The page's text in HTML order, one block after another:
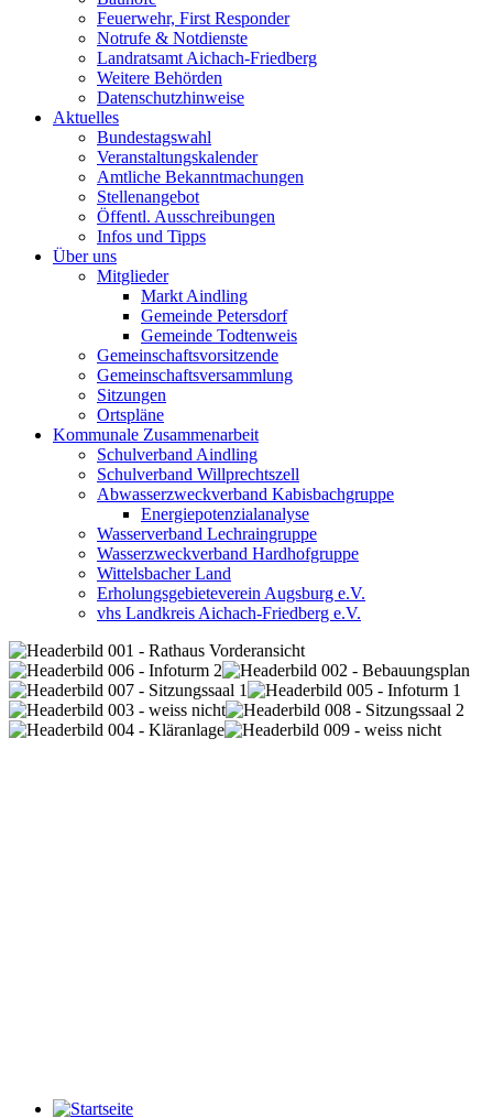
Feuerwehr, First Responder
Notrufe & Notdienste
Landratsamt Aichach-Friedberg
Weitere Behörden
Datenschutzhinweise
Aktuelles
Bundestagswahl
Veranstaltungskalender
Amtliche Bekanntmachungen
Stellenangebot
Öffentl. Ausschreibungen
Infos und Tipps
Über uns
Mitglieder
Markt Aindling
Gemeinde Petersdorf
Gemeinde Todtenweis
Gemeinschaftsvorsitzende
Gemeinschaftsversammlung
Sitzungen
Ortspläne
Kommunale Zusammenarbeit
Schulverband Aindling
Schulverband Willprechtszell
Abwasserzweckverband Kabisbachgruppe
Energiepotenzialanalyse
Wasserverband Lechraingruppe
Wasserzweckverband Hardhofgruppe
Wittelsbacher Land
Erholungsgebieteverein Augsburg e.V.
vhs Landkreis Aichach-Friedberg e.V.